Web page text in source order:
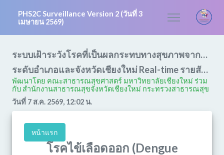
PHS2C Surveillance Version 2 (วันที่ 3
เมษายน 2569)
ระบบเฝ้าระวังโรคที่เป็นผลกระทบทางสุขภาพจากหมอกควัน และการเปลี่ยนแปลงสภาพอากาศ
ระดับอำเภอและจังหวัดเชียงใหม่ Real-time รายสัปดาห์
พัฒนาโดย คณะสาธารณสุขศาสตร์ มหาวิทยาลัยเชียงใหม่ ร่วม
กับ สํานักงานสาธารณสุขจังหวัดเชียงใหม่ กระทรวงสาธารณสุข
วันที่ 7 ส.ค. 2569, 12:02 น.
หน้าแรก
โรคไข้เลือดออก (Dengue